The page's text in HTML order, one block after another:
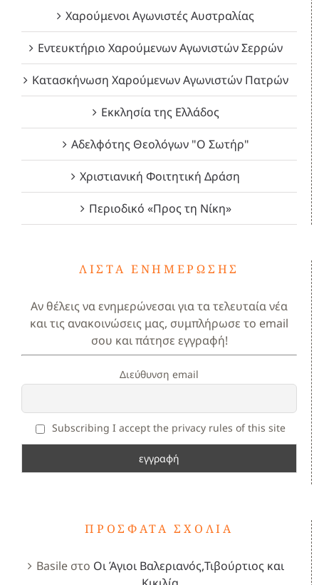
Χαρούμενοι Αγωνιστές Αυστραλίας
Εντευκτήριο Χαρούμενων Αγωνιστών Σερρών
Κατασκήνωση Χαρούμενων Αγωνιστών Πατρών
Εκκλησία της Ελλάδος
Αδελφότης Θεολόγων "Ο Σωτήρ"
Χριστιανική Φοιτητική Δράση
Περιοδικό «Προς τη Νίκη»
ΛΊΣΤΑ ΕΝΗΜΈΡΩΣΗΣ
Αν θέλεις να ενημερώνεσαι για τα τελευταία νέα
και τις ανακοινώσεις μας, συμπλήρωσε το email
σου και πάτησε εγγραφή!
Διεύθυνση email
Subscribing I accept the privacy rules of this site
ΠΡΌΣΦΑΤΑ ΣΧΌΛΙΑ
Basileστο Οι Άγιοι Βαλεριανός,Τιβούρτιος και